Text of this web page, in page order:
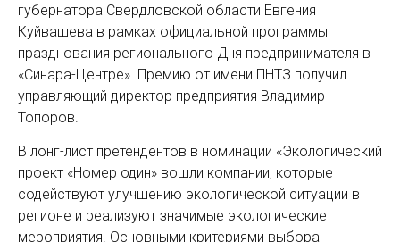
губернатора Свердловской области Евгения
Куйвашева в рамках официальной программы
празднования регионального Дня предпринимателя в
«Синара-Центре». Премию от имени ПНТЗ получил
управляющий директор предприятия Владимир
Топоров.
В лонг-лист претендентов в номинации «Экологический
проект «Номер один» вошли компании, которые
содействуют улучшению экологической ситуации в
регионе и реализуют значимые экологические
мероприятия. Основными критериями выбора